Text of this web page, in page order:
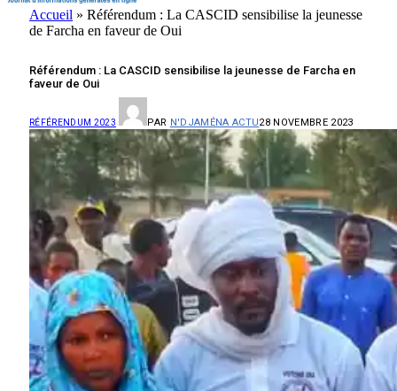
Accueil » Référendum : La CASCID sensibilise la jeunesse
de Farcha en faveur de Oui
Référendum : La CASCID sensibilise la jeunesse de Farcha en
faveur de Oui
RÉFÉRENDUM 2023 PAR N'DJAMÉNA ACTU28 NOVEMBRE 2023